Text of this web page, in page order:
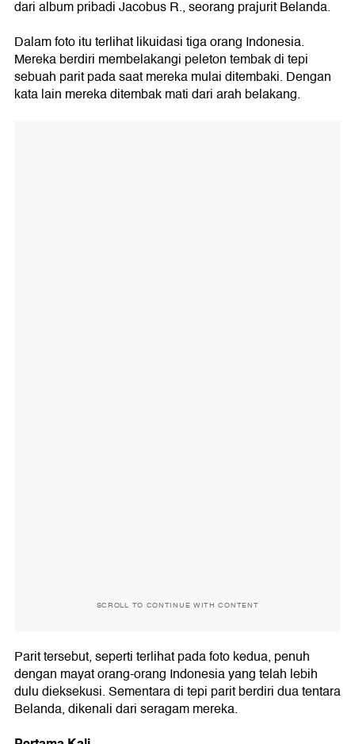
dari album pribadi Jacobus R., seorang prajurit Belanda.
Dalam foto itu terlihat likuidasi tiga orang Indonesia.
Mereka berdiri membelakangi peleton tembak di tepi
sebuah parit pada saat mereka mulai ditembaki. Dengan
kata lain mereka ditembak mati dari arah belakang.
SCROLL TO CONTINUE WITH CONTENT
Parit tersebut, seperti terlihat pada foto kedua, penuh
dengan mayat orang-orang Indonesia yang telah lebih
dulu dieksekusi. Sementara di tepi parit berdiri dua tentara
Belanda, dikenali dari seragam mereka.